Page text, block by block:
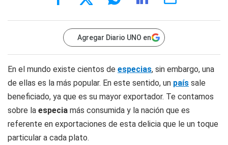
Agregar Diario UNO en
En el mundo existe cientos de especias, sin embargo, una
de ellas es la más popular. En este sentido, un país sale
beneficiado, ya que es su mayor exportador. Te contamos
sobre la especia más consumida y la nación que es
referente en exportaciones de esta delicia que le un toque
particular a cada plato.